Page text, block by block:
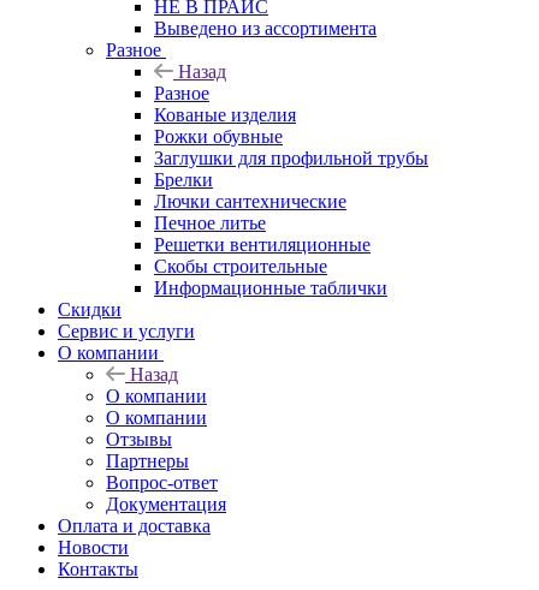
НЕ В ПРАЙС
Выведено из ассортимента
Разное
Назад
Разное
Кованые изделия
Рожки обувные
Заглушки для профильной трубы
Брелки
Лючки сантехнические
Печное литье
Решетки вентиляционные
Скобы строительные
Информационные таблички
Скидки
Сервис и услуги
О компании
Назад
О компании
О компании
Отзывы
Партнеры
Вопрос-ответ
Документация
Оплата и доставка
Новости
Контакты